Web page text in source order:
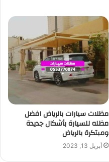
مظلات سيارات بالرياض افضل
مظله للسيارة بأشكال جديدة
ومبتكرة بالرياض
أبريل 13, 2023